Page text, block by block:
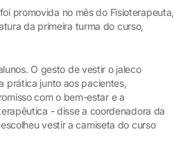
promovida no mês do Fisioterapeuta,
da primeira turma do curso,
O gesto de vestir o jaleco
prática junto aos pacientes,
com o bem-estar e a
- disse a coordenadora da
vestir a camiseta do curso